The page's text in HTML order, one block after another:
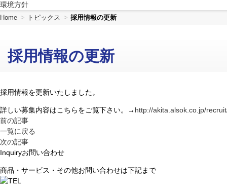
共
通
動
ま
す
ペ
ー
ジ
本
文
環境方針
Home トピックス 採用情報の更新
採用情報の更新
採用情報を更新いたしました。
詳しい募集内容はこちらをご覧下さい。→ http://akita.alsok.co.jp/
前の記事
一覧に戻る
次の記事
Inquiryお問い合わせ
商品・サービス・その他お問い合わせは下記まで
ー
ジ
ま